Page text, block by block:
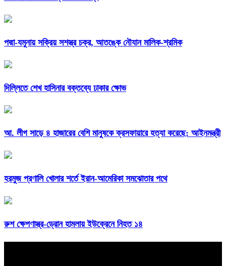
পদ্মা-যমুনায় সক্রিয় সশস্ত্র চক্র, আতঙ্কে নৌযান মালিক-শ্রমিক
দিল্লিতে শেখ হাসিনার বক্তব্যে ঢাকার ক্ষোভ
আ. লীগ সাড়ে ৪ হাজারের বেশি মানুষকে ক্রসফায়ারে হত্যা করেছে: আইনমন্ত্রী
হরমুজ প্রণালি খোলার শর্তে ইরান-আমেরিকা সমঝোতার পথে
রুশ ক্ষেপণাস্ত্র-ড্রোন হামলায় ইউক্রেনে নিহত ১৪